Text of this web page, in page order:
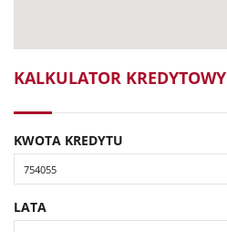
KALKULATOR KREDYTOWY
KWOTA KREDYTU
LATA